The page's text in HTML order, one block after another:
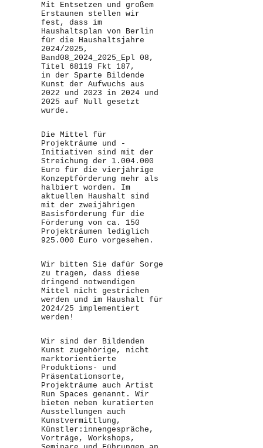
Mit Entsetzen und großem
Erstaunen stellen wir
fest, dass im
Haushaltsplan von Berlin
für die Haushaltsjahre
2024/2025,
Band08_2024_2025_Epl 08,
Titel 68119 Fkt 187,
in der Sparte Bildende
Kunst der Aufwuchs aus
2022 und 2023 in 2024 und
2025 auf Null gesetzt
wurde.
Die Mittel für
Projekträume und -
Initiativen sind mit der
Streichung der 1.004.000
Euro für die vierjährige
Konzeptförderung mehr als
halbiert worden. Im
aktuellen Haushalt sind
mit der zweijährigen
Basisförderung für die
Förderung von ca. 150
Projekträumen lediglich
925.000 Euro vorgesehen.
Wir bitten Sie dafür Sorge
zu tragen, dass diese
dringend notwendigen
Mittel nicht gestrichen
werden und im Haushalt für
2024/25 implementiert
werden!
Wir sind der Bildenden
Kunst zugehörige, nicht
marktorientierte
Produktions- und
Präsentationsorte,
Projekträume auch Artist
Run Spaces genannt. Wir
bieten neben kuratierten
Ausstellungen auch
Kunstvermittlung,
Künstler:innengespräche,
Vorträge, Workshops,